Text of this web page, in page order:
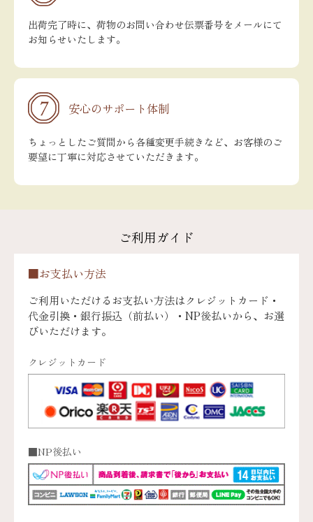
出荷完了時に、荷物のお問い合わせ伝票番号をメールにて
お知らせいたします。
安心のサポート体制
ちょっとしたご質問から各種変更手続きなど、お客様のご
要望に丁寧に対応させていただきます。
ご利用ガイド
■お支払い方法
ご利用いただけるお支払い方法はクレジットカード・
代金引換・銀行振込（前払い）・NP後払いから、お選
びいただけます。
クレジットカード
■NP後払い